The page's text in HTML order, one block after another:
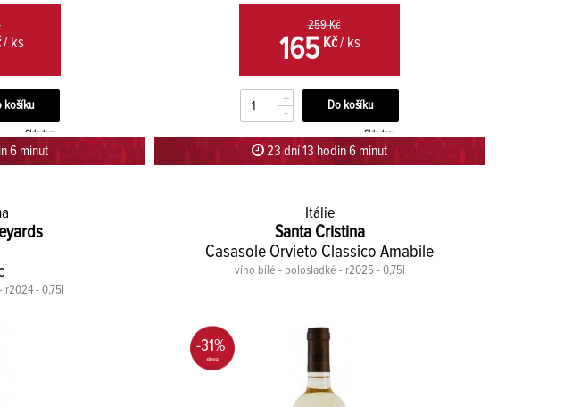
/ ks
Skladem
59 sekund
259 Kč
165 Kč/ ks
+
-
Skladem
23 dní 13 hodin 5 minut 59 sekund
- 0,75l
Itálie
Santa Cristina
Casasole Orvieto Classico Amabile
víno bílé - polosladké - r2025 - 0,75l
-31%